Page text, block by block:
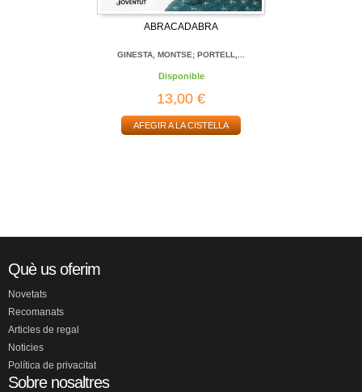
ABRACADABRA
GINESTA, MONTSE; PORTELL,...
Disponible
13,00 €
AFEGIR A LA CISTELLA
Què us oferim
Novetats
Recomanats
Articles de regal
Noticies
Política de privacitat
Sobre nosaltres